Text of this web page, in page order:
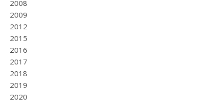
2008
2009
2012
2015
2016
2017
2018
2019
2020